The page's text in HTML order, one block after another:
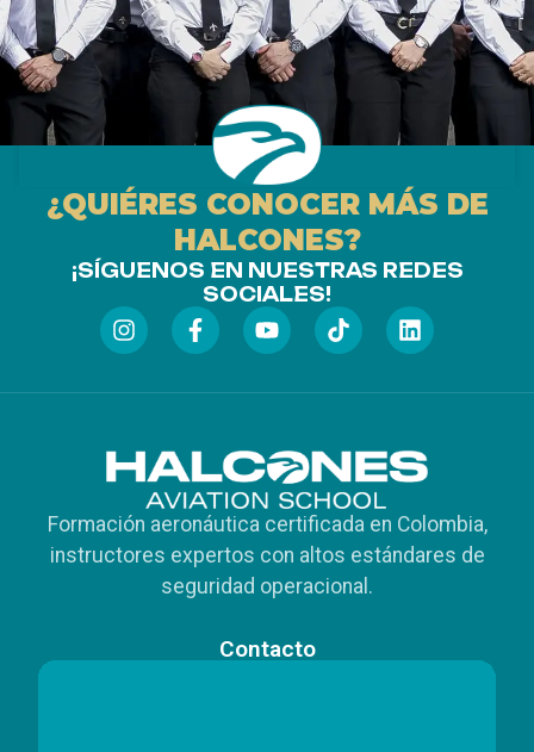
¿QUIÉRES CONOCER MÁS DE
HALCONES?
¡SÍGUENOS EN NUESTRAS REDES
SOCIALES!
Formación aeronáutica certificada en Colombia,
instructores expertos con altos estándares de
seguridad operacional.
Contacto